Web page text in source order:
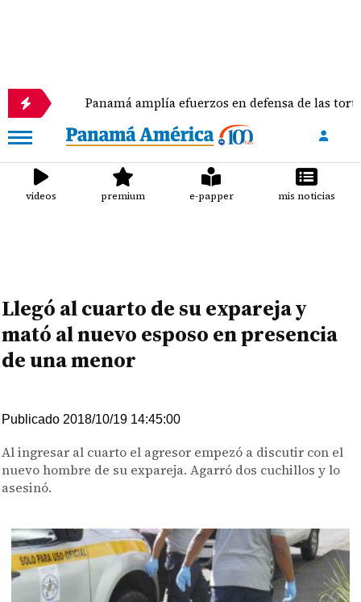
Panamá amplía efuerzos en defensa de las tortugas
videos premium e-papper mis noticias
Llegó al cuarto de su expareja y
mató al nuevo esposo en presencia
de una menor
Publicado 2018/10/19 14:45:00
Al ingresar al cuarto el agresor empezó a discutir con el
nuevo hombre de su expareja. Agarró dos cuchillos y lo
asesinó.